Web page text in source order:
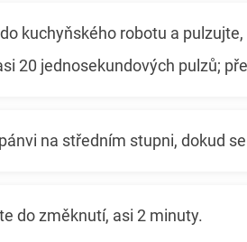
kuchyňského robotu a
20 jednosekundových pulzů;
na středním stupni, dokud
do změknutí, asi 2 minuty.